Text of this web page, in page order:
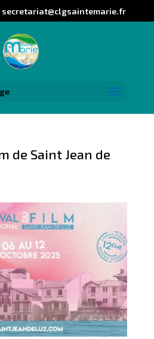
secretariat@clgsaintemarie.fr
de Saint Jean de